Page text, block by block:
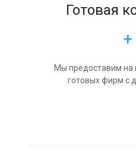
Готовая
+
Мы предоставим на
готовых фирм с